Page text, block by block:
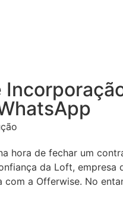
hora de fechar um
da Loft, empresa
a Offerwise. No